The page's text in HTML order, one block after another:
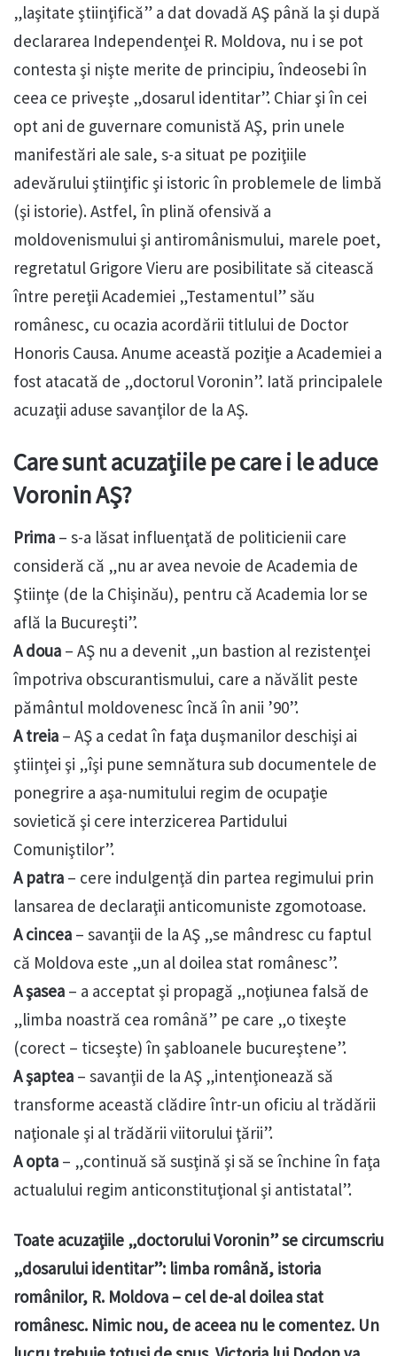
„laşitate ştiinţifică” a dat dovadă AŞ până la şi după
declararea Independenţei R. Moldova, nu i se pot
contesta şi nişte merite de principiu, îndeosebi în
ceea ce priveşte „dosarul identitar”. Chiar şi în cei
opt ani de guvernare comunistă AŞ, prin unele
manifestări ale sale, s-a situat pe poziţiile
adevărului ştiinţific şi istoric în problemele de limbă
(şi istorie). Astfel, în plină ofensivă a
moldovenismului şi antiromânismului, marele poet,
regretatul Grigore Vieru are posibilitate să citească
între pereţii Academiei „Testamentul” său
românesc, cu ocazia acordării titlului de Doctor
Honoris Causa. Anume această poziţie a Academiei a
fost atacată de „doctorul Voronin”. Iată principalele
acuzaţii aduse savanţilor de la AŞ.
Care sunt acuzaţiile pe care i le aduce
Voronin AŞ?
Prima – s-a lăsat influenţată de politicienii care
consideră că „nu ar avea nevoie de Academia de
Ştiinţe (de la Chişinău), pentru că Academia lor se
află la Bucureşti”.
A doua – AŞ nu a devenit „un bastion al rezistenţei
împotriva obscurantismului, care a năvălit peste
pământul moldovenesc încă în anii ’90”.
A treia – AŞ a cedat în faţa duşmanilor deschişi ai
ştiinţei şi „îşi pune semnătura sub documentele de
ponegrire a aşa-numitului regim de ocupaţie
sovietică şi cere interzicerea Partidului
Comuniştilor”.
A patra – cere indulgenţă din partea regimului prin
lansarea de declaraţii anticomuniste zgomotoase.
A cincea – savanţii de la AŞ „se mândresc cu faptul
că Moldova este „un al doilea stat românesc”.
A şasea – a acceptat şi propagă „noţiunea falsă de
„limba noastră cea română” pe care „o tixeşte
(corect – ticseşte) în şabloanele bucureştene”.
A şaptea – savanţii de la AŞ „intenţionează să
transforme această clădire într-un oficiu al trădării
naţionale şi al trădării viitorului ţării”.
A opta – „continuă să susţină şi să se închine în faţa
actualului regim anticonstituţional şi antistatal”.
Toate acuzaţiile „doctorului Voronin” se circumscriu
„dosarului identitar”: limba română, istoria
românilor, R. Moldova – cel de-al doilea stat
românesc. Nimic nou, de aceea nu le comentez. Un